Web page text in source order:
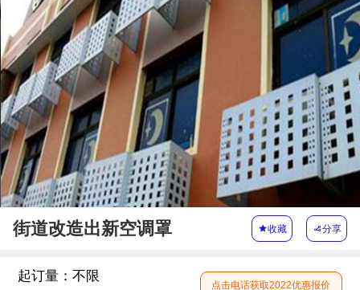
街道改造出新空调罩 收藏 分享
起订量：不限
点击电话获取2022优惠报价